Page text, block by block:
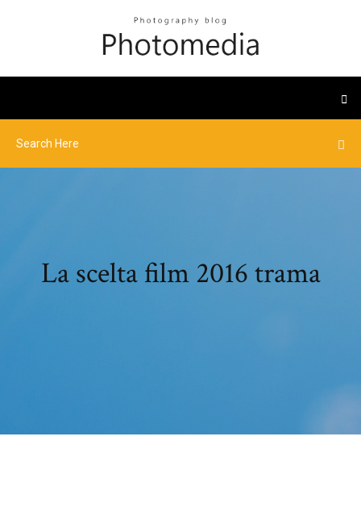
La scelta film 2016 trama